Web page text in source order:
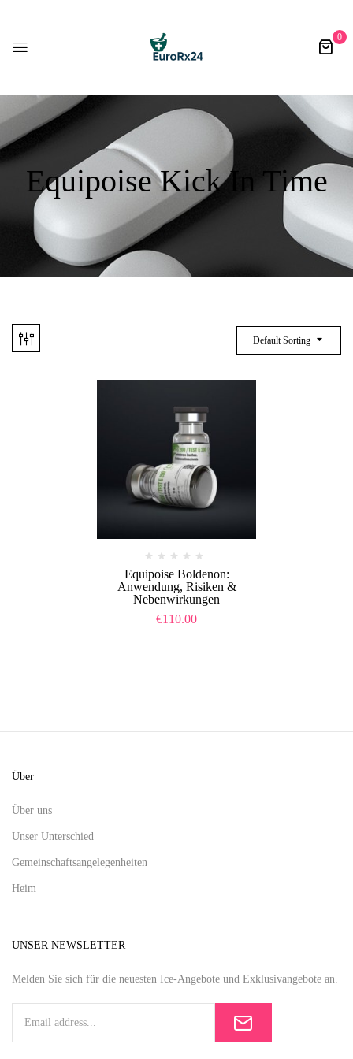
0
Equipoise Kick In Time
Default Sorting
Equipoise Boldenon:
Anwendung, Risiken &
Nebenwirkungen
€110.00
Über
Über uns
Unser Unterschied
Gemeinschaftsangelegenheiten
Heim
UNSER NEWSLETTER
Melden Sie sich für die neuesten Ice-Angebote und Exklusivangebote an.